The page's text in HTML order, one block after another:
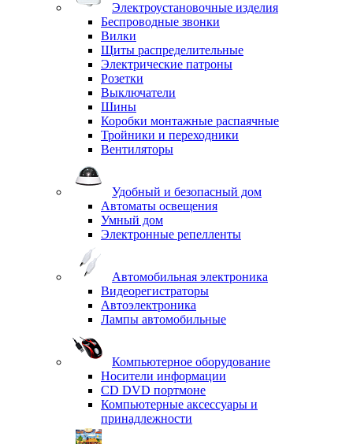
Электроустановочные изделия
Беспроводные звонки
Вилки
Щиты распределительные
Электрические патроны
Розетки
Выключатели
Шины
Коробки монтажные распаячные
Тройники и переходники
Вентиляторы
Удобный и безопасный дом
Автоматы освещения
Умный дом
Электронные репелленты
Автомобильная электроника
Видеорегистраторы
Автоэлектроника
Лампы автомобильные
Компьютерное оборудование
Носители информации
CD DVD портмоне
Компьютерные аксессуары и
принадлежности